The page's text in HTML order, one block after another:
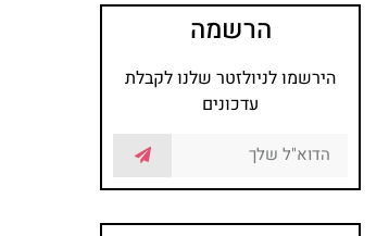
הרשמה
הירשמו לניולזטר שלנו לקבלת
עדכונים